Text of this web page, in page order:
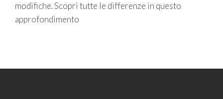
modifiche. Scopri tutte le differenze in questo
approfondimento